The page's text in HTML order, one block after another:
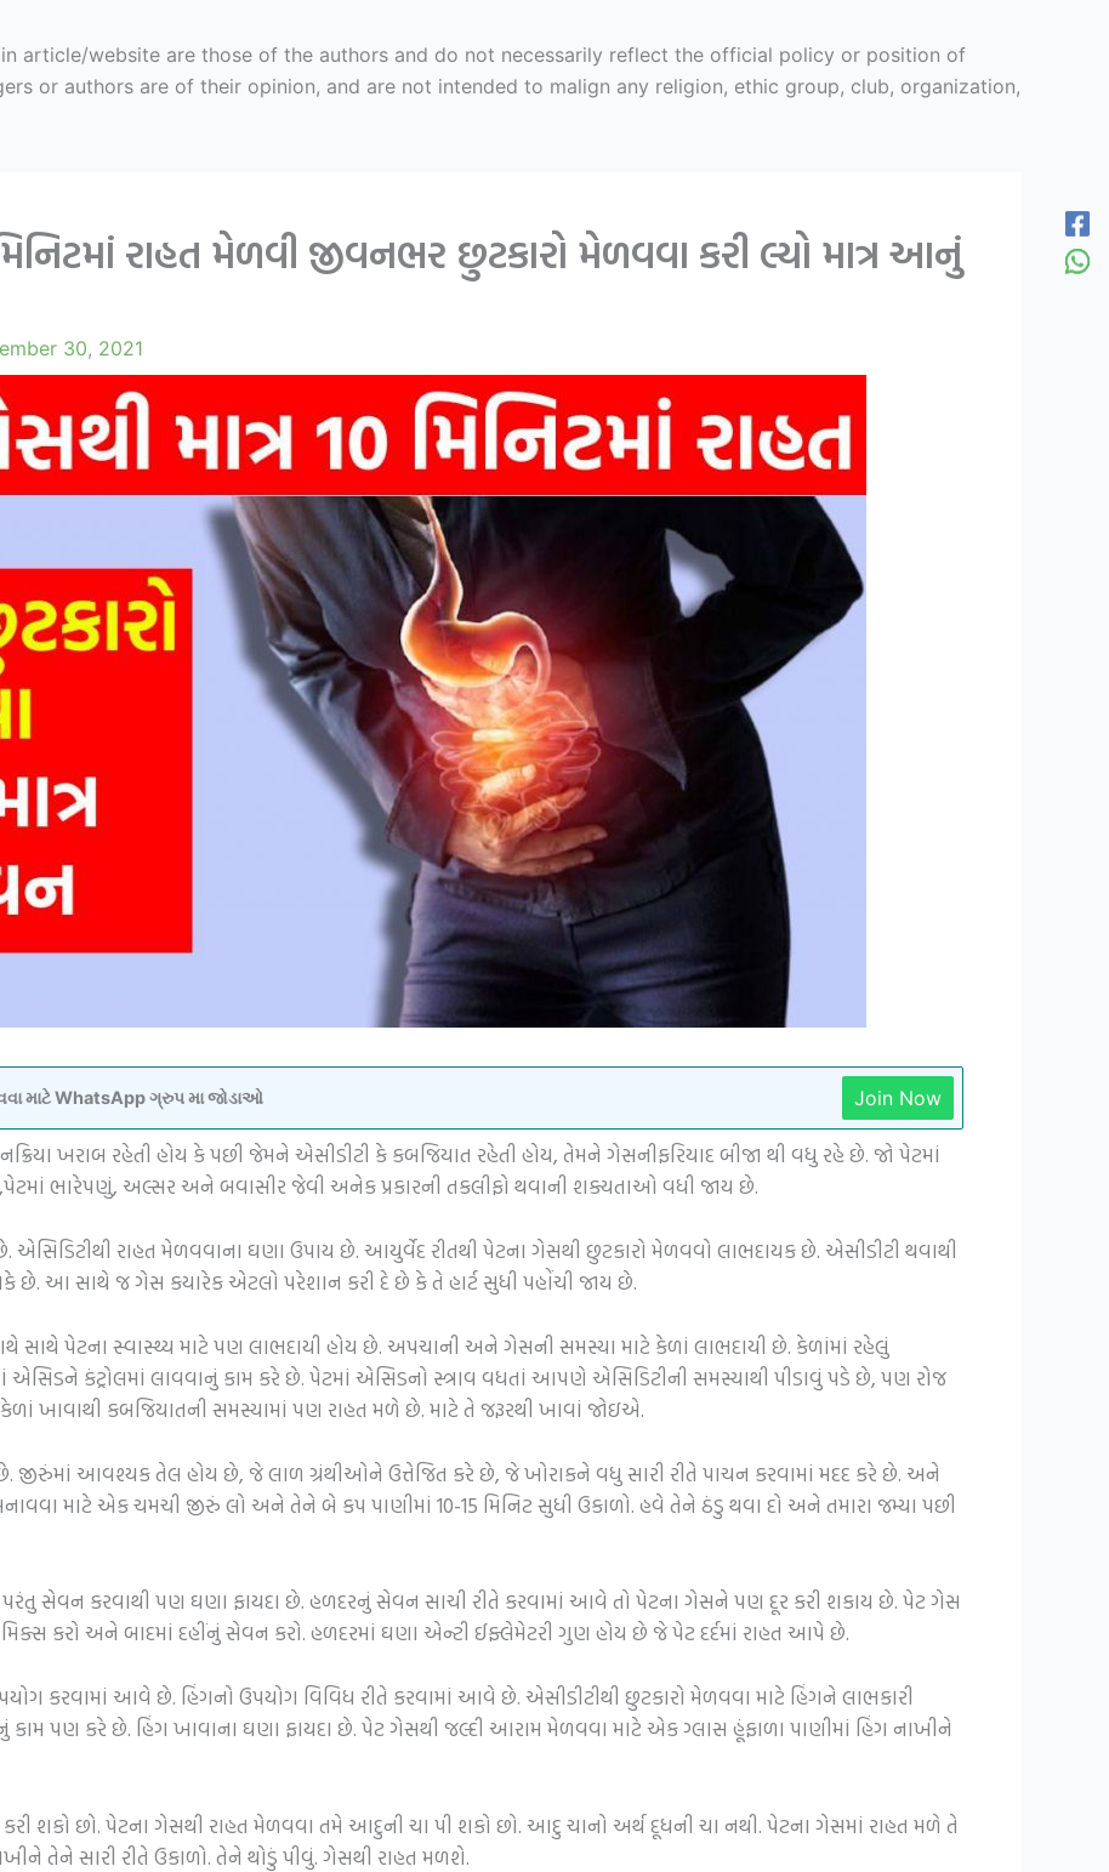
article/website are those of the authors and do not necessarily reflect the official policy or position of
or authors are of their opinion, and are not intended to malign any religion, ethic group, club, organization,
રાહત મેળવી જીવનભર છુટકારો મેળવવા કરી લ્યો માત્ર આનું
30, 2021
માટે WhatsApp ગ્રુપ મા જોડાઓ Join Now
ખરાબ રહેતી હોય કે પછી જેમને એસીડીટી કે કબજિયાત રહેતી હોય, તેમને ગેસનીફરિયાદ બીજા થી વધુ રહે છે. જો પેટમાં
ભારેપણું, અલ્સર અને બવાસીર જેવી અનેક પ્રકારની તકલીફો થવાની શક્યતાઓ વધી જાય છે.
રાહત મેળવવાના ઘણા ઉપાય છે. આયુર્વેદ રીતથી પેટના ગેસથી છુટકારો મેળવવો લાભદાયક છે. એસીડીટી થવાથી
છે. આ સાથે જ ગેસ કયારેક એટલો પરેશાન કરી દે છે કે તે હાર્ટ સુધી પહોંચી જાય છે.
સાથે પેટના સ્વાસ્થ્ય માટે પણ લાભદાયી હોય છે. અપચાની અને ગેસની સમસ્યા માટે કેળાં લાભદાયી છે. કેળાંમાં રહેલું
કંટ્રોલમાં લાવવાનું કામ કરે છે. પેટમાં એસિડનો સ્ત્રાવ વધતાં આપણે એસિડિટીની સમસ્યાથી પીડાવું પડે છે, પણ રોજ
ખાવાથી કબજિયાતની સમસ્યામાં પણ રાહત મળે છે. માટે તે જરૂરથી ખાવાં જોઇએ.
જીરુંમાં આવશ્યક તેલ હોય છે, જે લાળ ગ્રંથીઓને ઉત્તેજિત કરે છે, જે ખોરાકને વધુ સારી રીતે પાચન કરવામાં મદદ કરે છે. અને
માટે એક ચમચી જીરું લો અને તેને બે કપ પાણીમાં 10-15 મિનિટ સુધી ઉકાળો. હવે તેને ઠંડુ થવા દો અને તમારા જમ્યા પછી
સેવન કરવાથી પણ ઘણા ફાયદા છે. હળદરનું સેવન સાચી રીતે કરવામાં આવે તો પેટના ગેસને પણ દૂર કરી શકાય છે. પેટ ગેસ
કરો અને બાદમાં દહીંનું સેવન કરો. હળદરમાં ઘણા એન્ટી ઈફ્લેમેટરી ગુણ હોય છે જે પેટ દર્દમાં રાહત આપે છે.
કરવામાં આવે છે. હિંગનો ઉપયોગ વિવિધ રીતે કરવામાં આવે છે. એસીડીટીથી છુટકારો મેળવવા માટે હિંગને લાભકારી
પણ કરે છે. હિંગ ખાવાના ઘણા ફાયદા છે. પેટ ગેસથી જલ્દી આરામ મેળવવા માટે એક ગ્લાસ હૂંફાળા પાણીમાં હિંગ નાખીને
શકો છો. પેટના ગેસથી રાહત મેળવવા તમે આદુની ચા પી શકો છો. આદુ ચાનો અર્થ દૂધની ચા નથી. પેટના ગેસમાં રાહત મળે તે
તેને સારી રીતે ઉકાળો. તેને થોડું પીવું. ગેસથી રાહત મળશે.